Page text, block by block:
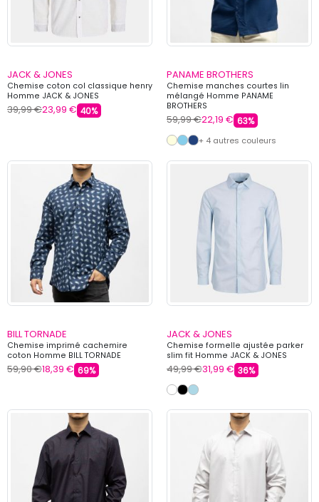
JACK & JONES
Chemise coton col classique henry
Homme JACK & JONES
39,99 €23,99 € 40%
PANAME BROTHERS
Chemise manches courtes lin
mélangé Homme PANAME
BROTHERS
59,99 €22,19 € 63%
+ 4 autres couleurs
BILL TORNADE
Chemise imprimé cachemire
coton Homme BILL TORNADE
59,90 €18,39 € 69%
JACK & JONES
Chemise formelle ajustée parker
slim fit Homme JACK & JONES
49,99 €31,99 € 36%